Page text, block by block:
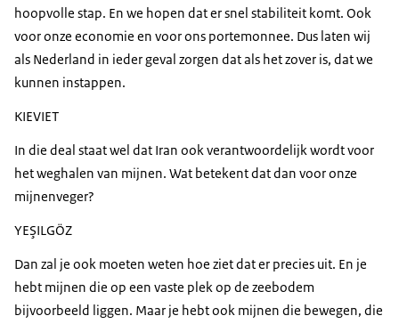
hoopvolle stap. En we hopen dat er snel stabiliteit komt. Ook
voor onze economie en voor ons portemonnee. Dus laten wij
als Nederland in ieder geval zorgen dat als het zover is, dat we
kunnen instappen.
KIEVIET
In die deal staat wel dat Iran ook verantwoordelijk wordt voor
het weghalen van mijnen. Wat betekent dat dan voor onze
mijnenveger?
YEŞILGÖZ
Dan zal je ook moeten weten hoe ziet dat er precies uit. En je
hebt mijnen die op een vaste plek op de zeebodem
bijvoorbeeld liggen. Maar je hebt ook mijnen die bewegen, die